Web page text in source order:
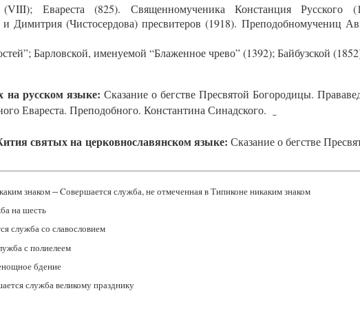
(VIII); Евареста (825). Священномученика Констанция
Димитрия (Чистосердова) пресвитеров (1918).
Барловской, именуемой “Блаженное чрево” (1392); Байбузской
русском языке: Сказание о бегстве Пресвятой Богородицы.
Евареста. Преподобного. Константина Синадского.
святых на церковнославянском языке:Сказание о бегстве
–Cовершается служба, не отмеченная в Типиконе никаким знаком
на шесть
служба со славословием
с полиелеем
бдение
служба великому празднику